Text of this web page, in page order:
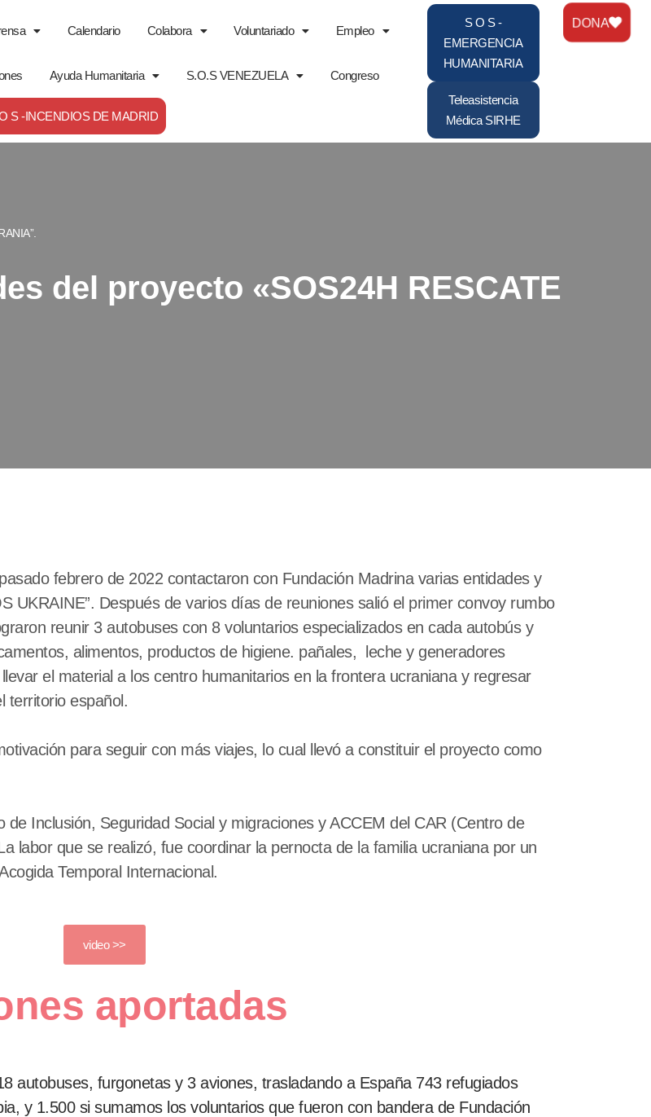
Calendario Colabora Voluntariado Empleo
Ayuda Humanitaria S.O.S VENEZUELA Congreso
S -INCENDIOS DE MADRID
S O S -
EMERGENCIA
HUMANITARIA
Teleasistencia
Médica SIRHE
DONA
del proyecto «SOS24H RESCATE
febrero de 2022 contactaron con Fundación Madrina varias entidades y
UKRAINE”. Después de varios días de reuniones salió el primer convoy rumbo
reunir 3 autobuses con 8 voluntarios especializados en cada autobús y
alimentos, productos de higiene. pañales, leche y generadores
el material a los centro humanitarios en la frontera ucraniana y regresar
territorio español.
para seguir con más viajes, lo cual llevó a constituir el proyecto como
Inclusión, Seguridad Social y migraciones y ACCEM del CAR (Centro de
labor que se realizó, fue coordinar la pernocta de la familia ucraniana por un
Temporal Internacional.
video >>
aportadas
autobuses, furgonetas y 3 aviones, trasladando a España 743 refugiados
y 1.500 si sumamos los voluntarios que fueron con bandera de Fundación